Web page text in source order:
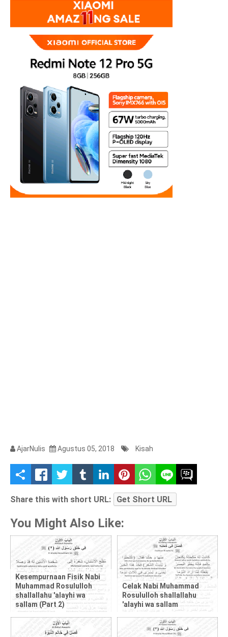
AjarNulis Agustus 05, 2018 Kisah
S
h
r
h
i
Share this with short URL: Get Short URL
You Might Also Like:
Kesempurnaan Fisik Nabi
Muhammad Rosululloh
shallallahu 'alayhi wa
sallam (Part 2)
Celak Nabi Muhammad
Rosululloh shallallahu
'alayhi wa sallam